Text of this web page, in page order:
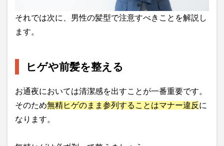
それでは次に、男性の髪型で注意すべきことを解説し
ます。
ヒゲや前髪を整える
お通夜においては清潔感を出すことが一番重要です。
そのため無精ヒゲのまま参列することはマナー違反 に
なります。